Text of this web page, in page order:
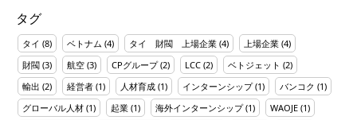
タグ
タイ (8) ベトナム (4) タイ 財閥 上場企業 (4) 上場企業 (4)
財閥 (3) 航空 (3) CPグループ(2) LCC (2) ベトジェット (2)
輸出 (2) 経営者 (1) 人材育成 (1) インターンシップ(1) バンコク (1)
グローバル人材 (1) 起業 (1) 海外インターンシップ(1) WAOJE (1)